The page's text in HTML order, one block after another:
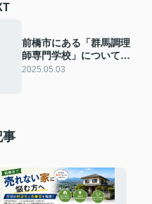
前橋市にある「群馬調理
師専門学校」について！
概要や学科もご紹介
2025.05.03
事